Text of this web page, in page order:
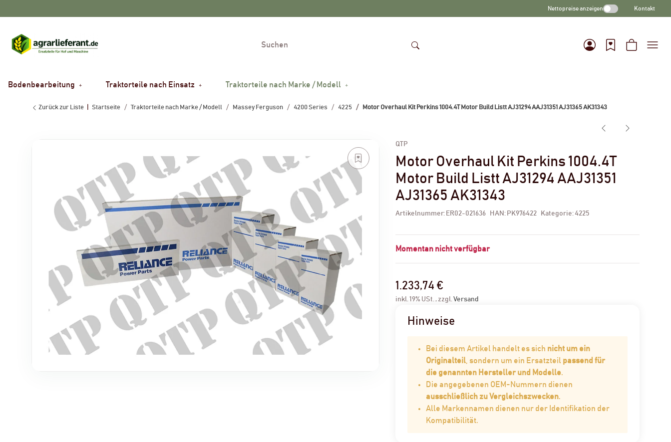
Nettopreise anzeigen Kontakt
Bodenbearbeitung Traktorteile nach Einsatz Traktorteile nach Marke / Modell
Zurück zur Liste Startseite Traktorteile nach Marke / Modell Massey Ferguson 4200 Series 4225 Motor Overhaul Kit Perkins 1004.4T Motor Build Listt AJ31294 AAJ31351 AJ31365 AK31343
QTP
Motor Overhaul Kit Perkins 1004.4T
Motor Build Listt AJ31294 AAJ31351
AJ31365 AK31343
Artikelnummer: ER02-021636 HAN: PK976422 Kategorie: 4225
Momentan nicht verfügbar
1.233,74 €
inkl. 19% USt. , zzgl.Versand
Hinweise
Bei diesem Artikel handelt es sich nicht um ein
Originalteil , sondern um ein Ersatzteil passend für
die genannten Hersteller und Modelle.
Die angegebenen OEM-Nummern dienen
ausschließlich zu Vergleichszwecken.
Alle Markennamen dienen nur der Identifikation der
Kompatibilität.